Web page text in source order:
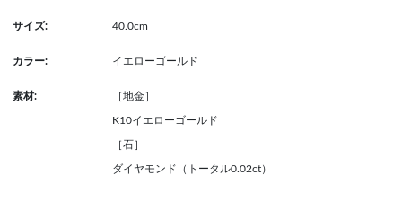
サイズ: 40.0cm
カラー: イエローゴールド
素材: ［地金］
K10イエローゴールド
［石］
ダイヤモンド（トータル0.02ct）